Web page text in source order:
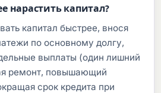
нарастить капитал?
капитал быстрее, внося
по основному долгу,
выплаты (один лишний
ремонт, повышающий
срок кредита при